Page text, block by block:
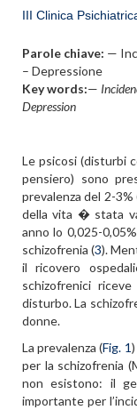
III Clinica
Parole chiave: —
– Depressione
Key words:—
Depression
Le psicosi (disturbi
pensiero) sono
prevalenza del 2-3%
della vita � stata
anno lo 0,025-
schizofrenia (3).
il ricovero
schizofrenici
disturbo. La
donne.
La prevalenza (Fig. 1
per la schizofrenia
non esistono: il
importante per